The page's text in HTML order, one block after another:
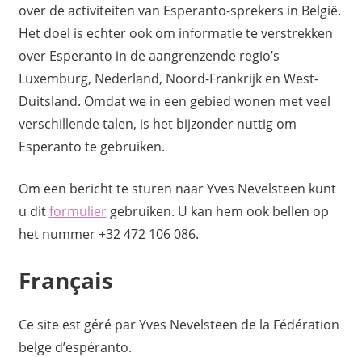
over de activiteiten van Esperanto-sprekers in België.
Het doel is echter ook om informatie te verstrekken
over Esperanto in de aangrenzende regio’s
Luxemburg, Nederland, Noord-Frankrijk en West-
Duitsland. Omdat we in een gebied wonen met veel
verschillende talen, is het bijzonder nuttig om
Esperanto te gebruiken.
Om een ​​bericht te sturen naar Yves Nevelsteen kunt
u ditformuliergebruiken. U kan hem ook bellen op
het nummer +32 472 106 086.
Français
Ce site est géré par Yves Nevelsteen de la Fédération
belge d’espéranto.